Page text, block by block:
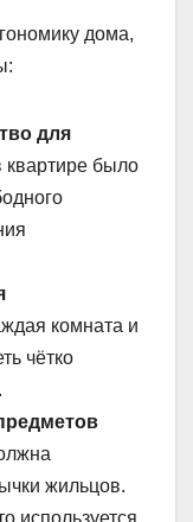
дома,
для
квартире было
комната и
чётко
жильцов.
используется